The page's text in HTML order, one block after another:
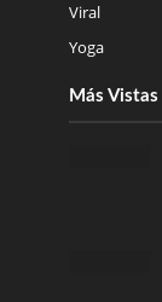
Viral
Yoga
Más Vistas